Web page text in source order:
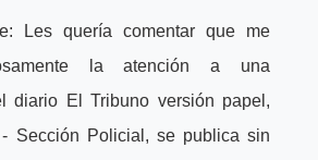
Les quería comentar que me
la atención a una
diario El Tribuno versión papel,
Sección Policial, se publica sin